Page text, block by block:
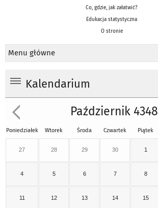
Co, gdzie, jak załatwić?
Edukacja statystyczna
O stronie
Menu główne
Kalendarium
Październik 4348
Poniedziałek Wtorek Środa Czwartek Piątek
27 28 29 30 1
4 5 6 7 8
11 12 13 14 15